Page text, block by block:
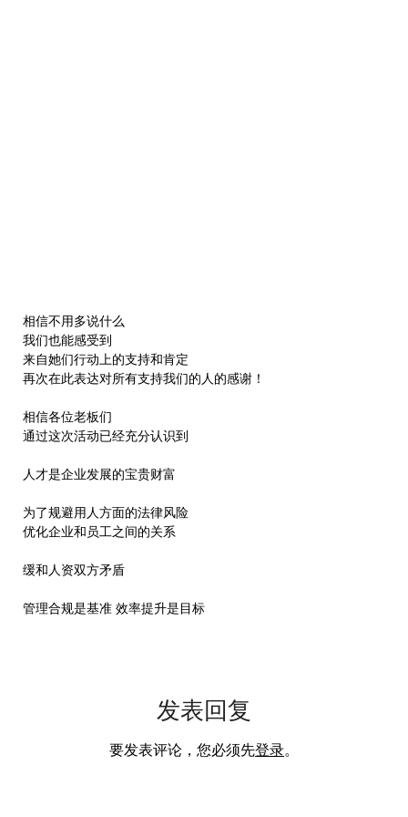
相信不用多说什么
我们也能感受到
来自她们行动上的支持和肯定
再次在此表达对所有支持我们的人的感谢！
相信各位老板们
通过这次活动已经充分认识到
人才是企业发展的宝贵财富
为了规避用人方面的法律风险
优化企业和员工之间的关系
缓和人资双方矛盾
管理合规是基准 效率提升是目标
发表回复
要发表评论，您必须先登录。